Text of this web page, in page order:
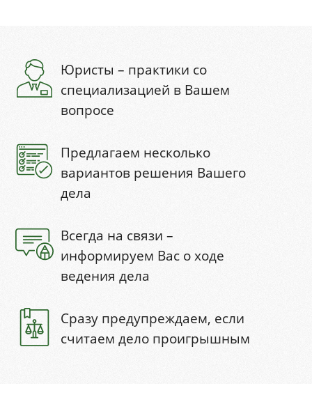
Юристы – практики со
специализацией в Вашем
вопросе
Предлагаем несколько
вариантов решения Вашего
дела
Всегда на связи –
информируем Вас о ходе
ведения дела
Сразу предупреждаем, если
считаем дело проигрышным